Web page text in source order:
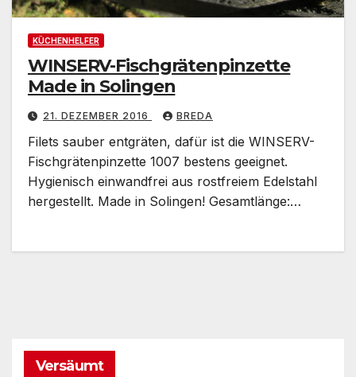
KÜCHENHELFER
WINSERV-Fischgrätenpinzette
Made in Solingen
21. DEZEMBER 2016 BREDA
Filets sauber entgräten, dafür ist die WINSERV-
Fischgrätenpinzette 1007 bestens geeignet.
Hygienisch einwandfrei aus rostfreiem Edelstahl
hergestellt. Made in Solingen! Gesamtlänge:…
Versäumt